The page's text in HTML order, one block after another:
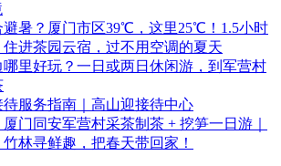
避暑？厦门市区39℃，这里25℃！1.5小时
进茶园云宿，过不用空调的夏天
里好玩？一日或两日休闲游，到军营村
服务指南｜高山迎接待中心
厦门同安军营村采茶制茶 + 挖笋一日游｜
林寻鲜趣，把春天带回家！